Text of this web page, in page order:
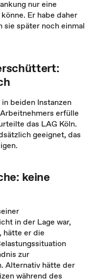
nur eine
Er habe daher
sie später noch einmal
beiden Instanzen
erfülle
das LAG Köln.
geeignet, das
keine
in der Lage war,
hätte er die
zur
Alternativ hätte der
während des